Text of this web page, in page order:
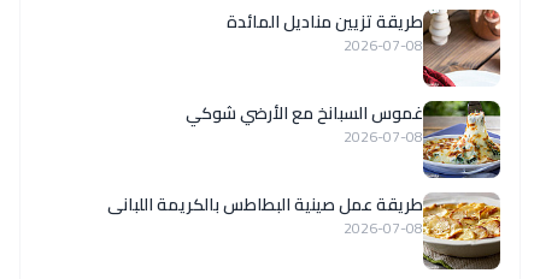
طريقة تزيين مناديل المائدة
2026-07-08
غموس السبانخ مع الأرضي شوكي
2026-07-08
طريقة عمل صينية البطاطس بالكريمة اللبانى
2026-07-08